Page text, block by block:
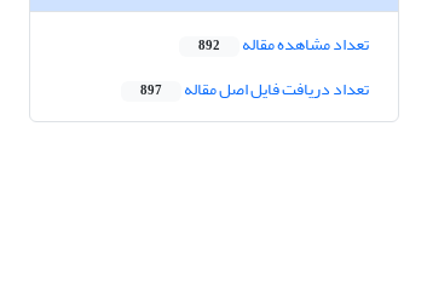
تعداد مشاهده مقاله 892
تعداد دریافت فایل اصل مقاله 897